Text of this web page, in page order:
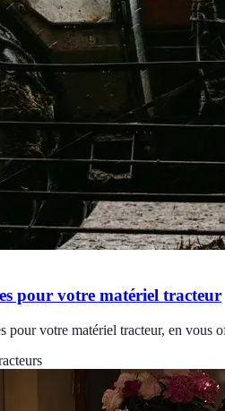
pour votre matériel tracteur
pour votre matériel tracteur, en vous